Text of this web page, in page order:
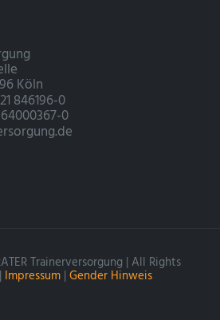
Köln
846196-0
0
Trainerversorgung | All Rights
| Impressum | Gender Hinweis